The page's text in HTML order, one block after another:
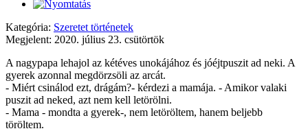
Kategória: Szeretet történetek
Megjelent: 2020. július 23. csütörtök
A nagypapa lehajol az kétéves unokájához és jóéjtpuszit ad neki. A
gyerek azonnal megdörzsöli az arcát.
- Miért csinálod ezt, drágám?- kérdezi a mamája. - Amikor valaki
puszit ad neked, azt nem kell letörölni.
- Mama - mondta a gyerek-, nem letöröltem, hanem beljebb
töröltem.